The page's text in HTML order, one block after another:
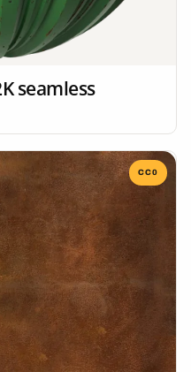
seamless
CC0